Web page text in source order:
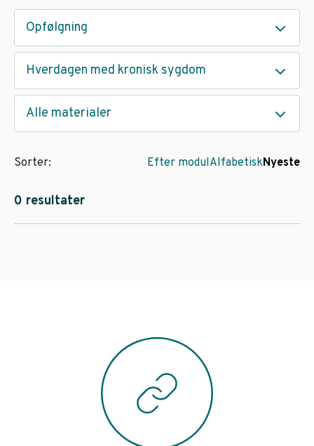
Opfølgning
Hverdagen med kronisk sygdom
Alle materialer
0 resultater
Sorter: Efter modulAlfabetiskNyeste